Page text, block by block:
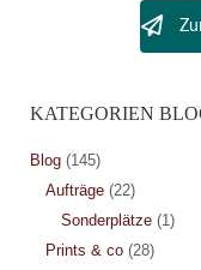
KATEGORIEN
Blog(145)
Aufträge(22)
Sonderplätze(1)
Prints & co(28)